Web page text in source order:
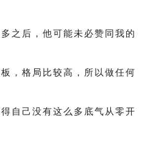
之后，他可能未必赞同我的
，格局比较高，所以做任何
自己没有这么多底气从零开